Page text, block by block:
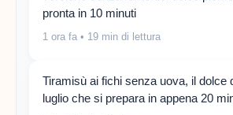
pronta in 10 minuti
1 ora fa • 19 min di lettura
Tiramisù ai fichi senza uova, il dolce
luglio che si prepara in appena 20